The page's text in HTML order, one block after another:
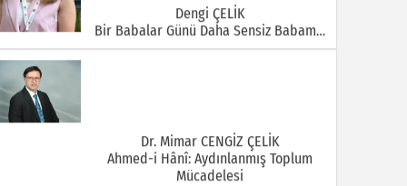
Dengi ÇELİK
Bir Babalar Günü Daha Sensiz Babam…
Dr. Mimar CENGİZ ÇELİK
Ahmed-i Hânî: Aydınlanmış Toplum
Mücadelesi